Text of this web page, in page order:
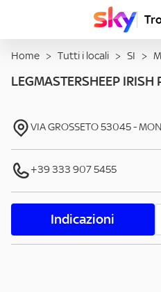
Home > Tutti i locali > SI >
LEGMASTERSHEEP IRISH
VIA GROSSETO53045-
+39 333 907 5455
Indicazioni